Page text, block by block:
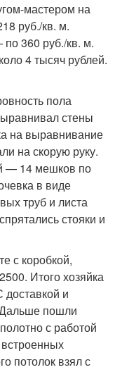
мастером на
руб./кв. м.
360 руб./кв. м.
4 тысяч рублей.
пола
стены
на выравнивание
на скорую руку.
— 14 мешков по
в виде
труб и листа
стояки и
с коробкой,
Итого хозяйка
и
пошли
с работой
потолок взял с